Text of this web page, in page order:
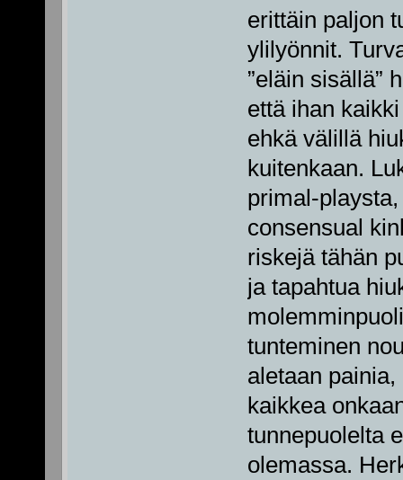
erittäin paljon
ylilyönnit.
”eläin sisällä”
että ihan
ehkä välillä
kuitenkaan.
primal-
consensual
riskejä tähän
ja tapahtua
tunteminen
aletaan
kaikkea
tunnepuolelta
olemassa.